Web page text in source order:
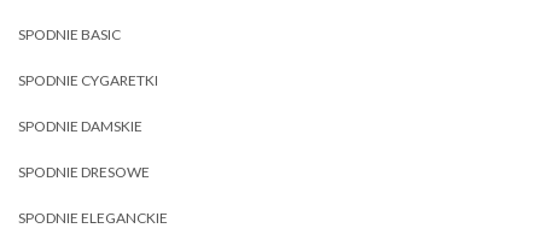
SPODNIE BASIC
SPODNIE CYGARETKI
SPODNIE DAMSKIE
SPODNIE DRESOWE
SPODNIE ELEGANCKIE